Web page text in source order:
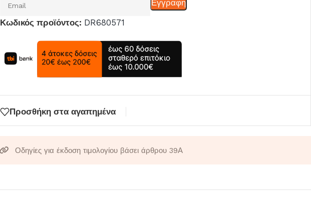
email
για
να
αναμονής
αυτό
Εγγραφη
Κωδικός προϊόντος: DR680571
Προσθήκη στα αγαπημένα
Οδηγίες για έκδοση τιμολογίου βάσει άρθρου 39Α